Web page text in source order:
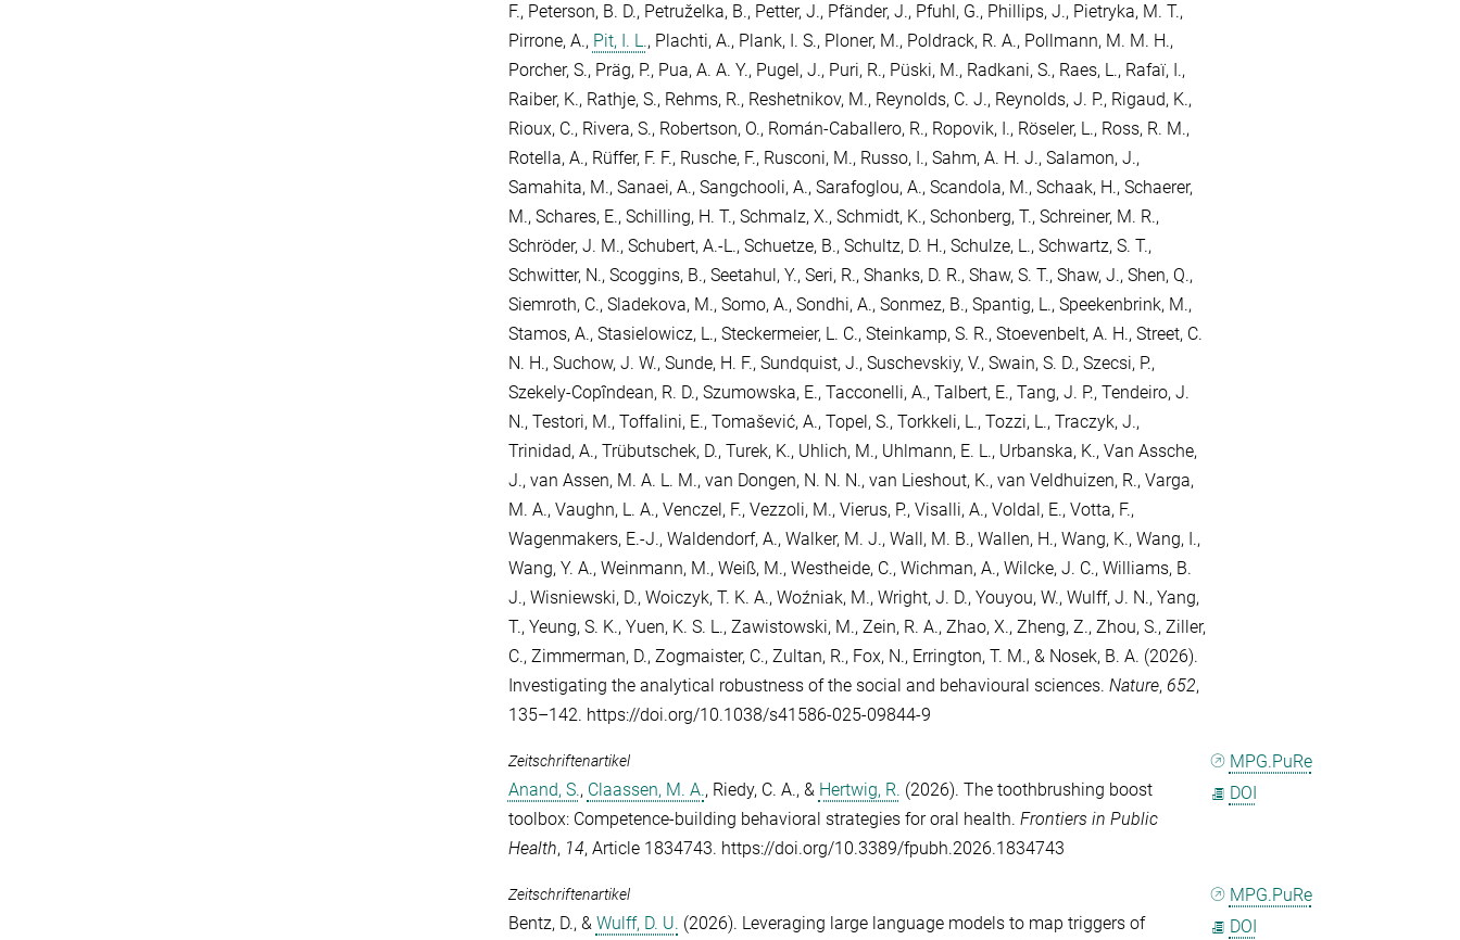
F., Peterson, B. D., Petruželka, B., Petter, J., Pfänder, J., Pfuhl, G., Phillips, J., Pietryka, M. T.,
Pirrone, A., Pit, I. L., Plachti, A., Plank, I. S., Ploner, M., Poldrack, R. A., Pollmann, M. M. H.,
Porcher, S., Präg, P., Pua, A. A. Y., Pugel, J., Puri, R., Püski, M., Radkani, S., Raes, L., Rafaï, I.,
Raiber, K., Rathje, S., Rehms, R., Reshetnikov, M., Reynolds, C. J., Reynolds, J. P., Rigaud, K.,
Rioux, C., Rivera, S., Robertson, O., Román-Caballero, R., Ropovik, I., Röseler, L., Ross, R. M.,
Rotella, A., Rüffer, F. F., Rusche, F., Rusconi, M., Russo, I., Sahm, A. H. J., Salamon, J.,
Samahita, M., Sanaei, A., Sangchooli, A., Sarafoglou, A., Scandola, M., Schaak, H., Schaerer,
M., Schares, E., Schilling, H. T., Schmalz, X., Schmidt, K., Schonberg, T., Schreiner, M. R.,
Schröder, J. M., Schubert, A.-L., Schuetze, B., Schultz, D. H., Schulze, L., Schwartz, S. T.,
Schwitter, N., Scoggins, B., Seetahul, Y., Seri, R., Shanks, D. R., Shaw, S. T., Shaw, J., Shen, Q.,
Siemroth, C., Sladekova, M., Somo, A., Sondhi, A., Sonmez, B., Spantig, L., Speekenbrink, M.,
Stamos, A., Stasielowicz, L., Steckermeier, L. C., Steinkamp, S. R., Stoevenbelt, A. H., Street, C.
N. H., Suchow, J. W., Sunde, H. F., Sundquist, J., Suschevskiy, V., Swain, S. D., Szecsi, P.,
Szekely-Copîndean, R. D., Szumowska, E., Tacconelli, A., Talbert, E., Tang, J. P., Tendeiro, J.
N., Testori, M., Toffalini, E., Tomašević, A., Topel, S., Torkkeli, L., Tozzi, L., Traczyk, J.,
Trinidad, A., Trübutschek, D., Turek, K., Uhlich, M., Uhlmann, E. L., Urbanska, K., Van Assche,
J., van Assen, M. A. L. M., van Dongen, N. N. N., van Lieshout, K., van Veldhuizen, R., Varga,
M. A., Vaughn, L. A., Venczel, F., Vezzoli, M., Vierus, P., Visalli, A., Voldal, E., Votta, F.,
Wagenmakers, E.-J., Waldendorf, A., Walker, M. J., Wall, M. B., Wallen, H., Wang, K., Wang, I.,
Wang, Y. A., Weinmann, M., Weiß, M., Westheide, C., Wichman, A., Wilcke, J. C., Williams, B.
J., Wisniewski, D., Woiczyk, T. K. A., Woźniak, M., Wright, J. D., Youyou, W., Wulff, J. N., Yang,
T., Yeung, S. K., Yuen, K. S. L., Zawistowski, M., Zein, R. A., Zhao, X., Zheng, Z., Zhou, S., Ziller,
C., Zimmerman, D., Zogmaister, C., Zultan, R., Fox, N., Errington, T. M., & Nosek, B. A. (2026).
Investigating the analytical robustness of the social and behavioural sciences. Nature, 652,
135–142. https://doi.org/10.1038/s41586-025-09844-9
Zeitschriftenartikel
Anand, S., Claassen, M. A., Riedy, C. A., & Hertwig, R. (2026). The toothbrushing boost
toolbox: Competence-building behavioral strategies for oral health. Frontiers in Public
Health, 14, Article 1834743. https://doi.org/10.3389/fpubh.2026.1834743
MPG.PuRe
DOI
Zeitschriftenartikel
Bentz, D., & Wulff, D. U. (2026). Leveraging large language models to map triggers of
MPG.PuRe
DOI